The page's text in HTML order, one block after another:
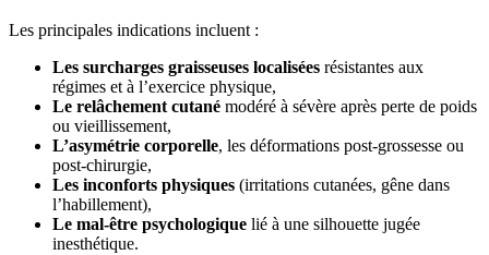
Les principales indications incluent :
Les surcharges graisseuses localisées résistantes aux
régimes et à l’exercice physique,
Le relâchement cutané modéré à sévère après perte de poids
ou vieillissement,
L’asymétrie corporelle, les déformations post-grossesse ou
post-chirurgie,
Les inconforts physiques (irritations cutanées, gêne dans
l’habillement),
Le mal-être psychologique lié à une silhouette jugée
inesthétique.